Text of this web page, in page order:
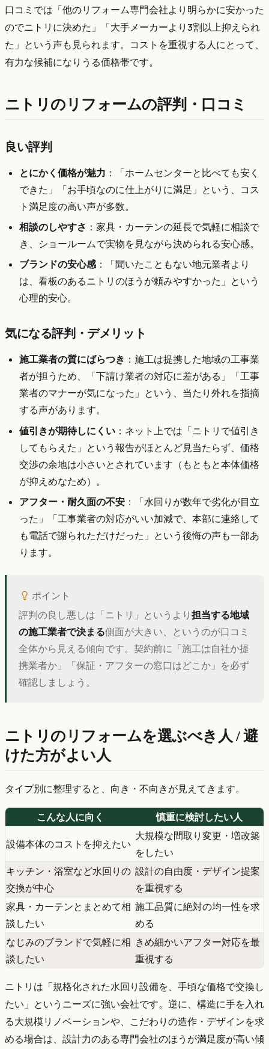
口コミでは「他のリフォーム専門会社より明らかに安かった
のでニトリに決めた」「大手メーカーより3割以上抑えられ
た」という声も見られます。コストを重視する人にとって、
有力な候補になりうる価格帯です。
ニトリのリフォームの評判・口コミ
良い評判
とにかく価格が魅力 ：「ホームセンターと比べても安く
できた」「お手頃なのに仕上がりに満足」という、コス
ト満足度の高い声が多数。
相談のしやすさ ：家具・カーテンの延長で気軽に相談で
き、ショールームで実物を見ながら決められる安心感。
ブランドの安心感：「聞いたこともない地元業者より
は、看板のあるニトリのほうが頼みやすかった」という
心理的安心。
気になる評判・デメリット
施工業者の質にばらつき ：施工は提携した地域の工事業
者が担うため、「下請け業者の対応に差がある」「工事
業者のマナーが気になった」という、当たり外れを指摘
する声があります。
値引きが期待しにくい ：ネット上では「ニトリで値引き
してもらえた」という報告がほとんど見当たらず、価格
交渉の余地は小さいとされています（もともと本体価格
が抑えめなため）。
アフター・耐久面の不安 ：「水回りが数年で劣化が目立
った」「工事業者の対応がいい加減で、本部に連絡して
も電話で謝られただけだった」という後悔の声も一部あ
ります。
ポイント
評判の良し悪しは「ニトリ」というより 担当する地域
の施工業者で決まる側面が大きい、というのが口コミ
全体から見える傾向です。契約前に「施工は自社か提
携業者か」「保証・アフターの窓口はどこか」を必ず
確認しましょう。
ニトリのリフォームを選ぶべき人 / 避
けた方がよい人
タイプ別に整理すると、向き・不向きが見えてきます。
こんな人に向く 慎重に検討したい人
設備本体のコストを抑えたい
大規模な間取り変更・増改築
をしたい
キッチン・浴室など水回りの
交換が中心
設計の自由度・デザイン提案
を重視する
家具・カーテンとまとめて相
談したい
施工品質に絶対の均一性を求
める
なじみのブランドで気軽に相
談したい
きめ細かいアフター対応を最
重視する
ニトリは「規格化された水回り設備を、手頃な価格で交換し
たい」というニーズに強い会社です。逆に、構造に手を入れ
る大規模リノベーションや、こだわりの造作・デザインを求
める場合は、設計力のある専門会社のほうが満足度が高い傾